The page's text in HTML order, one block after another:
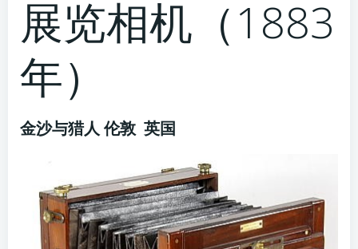
展览相机（1883
年）
金沙与猎人 伦敦 英国